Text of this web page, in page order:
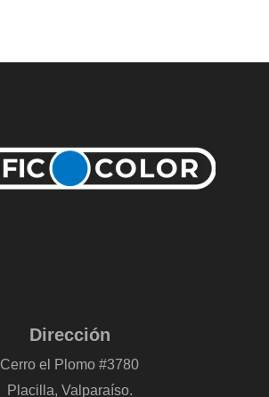
Dirección
Cerro el Plomo #3780
Placilla, Valparaíso.